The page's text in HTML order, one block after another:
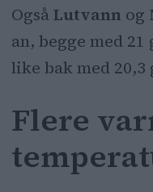
OgsåLutvann og
an, begge med 21
like bak med 20,3
Flere